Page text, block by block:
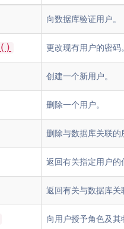
向数据库验证用户。
更改现有用户的密码。
创建一个新用户。
删除一个用户。
删除与数据库关联的
返回有关指定用户的
返回有关与数据库关
向用户授予角色及其